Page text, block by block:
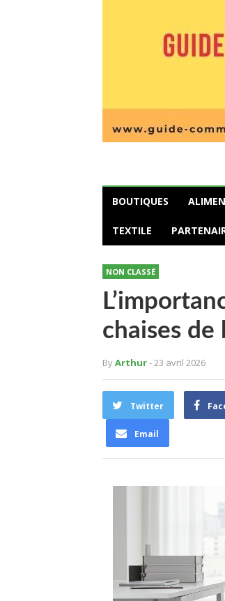
BOUTIQUES
TEXTILE
NON CLASSÉ
chaises de
ByArthur- 23 avril 2026
Twitter
Email